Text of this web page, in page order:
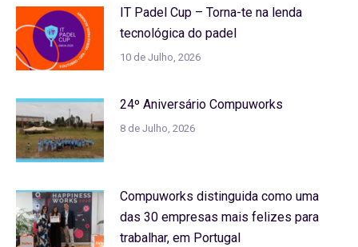
IT Padel Cup – Torna-te na lenda
tecnológica do padel
10 de Julho, 2026
24º Aniversário Compuworks
8 de Julho, 2026
Compuworks distinguida como uma
das 30 empresas mais felizes para
trabalhar, em Portugal